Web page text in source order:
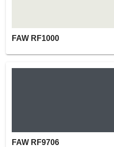
FAW RF1000
FAW RF9706